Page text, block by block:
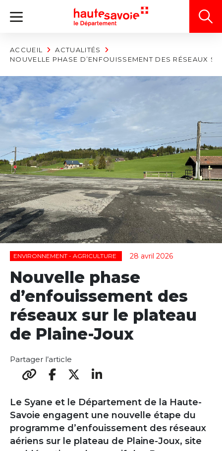
Panneau de gestion des cookies
ACCUEIL
ACTUALITÉS
NOUVELLE PHASE D’ENFOUISSEMENT DES RÉSEAUX
ENVIRONNEMENT - AGRICULTURE 28 avril 2026
Nouvelle phase
d’enfouissement des
réseaux sur le plateau
de Plaine-Joux
Partager l’article
Le Syane et le Département de la Haute-
Savoie engagent une nouvelle étape du
programme d’enfouissement des réseaux
aériens sur le plateau de Plaine-Joux, site